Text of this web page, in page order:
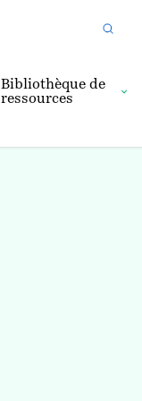
Bibliothèque de
ressources